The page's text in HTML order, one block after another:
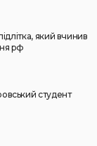
який вчинив
рф
студент